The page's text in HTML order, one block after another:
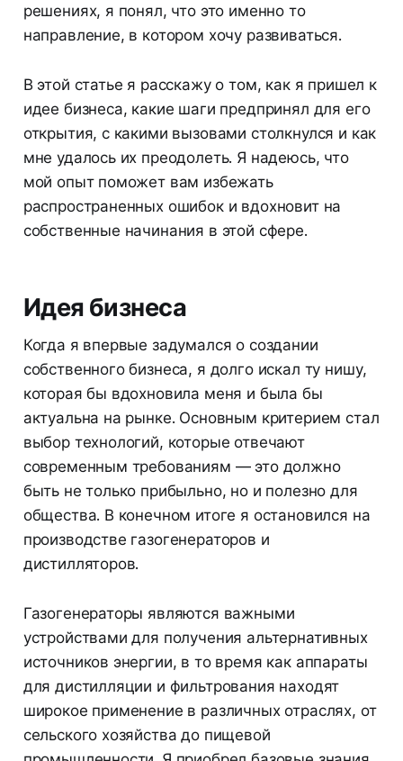
решениях, я понял, что это именно то
направление, в котором хочу развиваться.
В этой статье я расскажу о том, как я пришел к
идее бизнеса, какие шаги предпринял для его
открытия, с какими вызовами столкнулся и как
мне удалось их преодолеть. Я надеюсь, что
мой опыт поможет вам избежать
распространенных ошибок и вдохновит на
собственные начинания в этой сфере.
Идея бизнеса
Когда я впервые задумался о создании
собственного бизнеса, я долго искал ту нишу,
которая бы вдохновила меня и была бы
актуальна на рынке. Основным критерием стал
выбор технологий, которые отвечают
современным требованиям — это должно
быть не только прибыльно, но и полезно для
общества. В конечном итоге я остановился на
производстве газогенераторов и
дистилляторов.
Газогенераторы являются важными
устройствами для получения альтернативных
источников энергии, в то время как аппараты
для дистилляции и фильтрования находят
широкое применение в различных отраслях, от
сельского хозяйства до пищевой